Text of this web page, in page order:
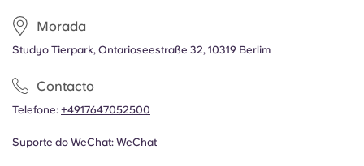
Morada
Studyo Tierpark, Ontarioseestraße 32, 10319 Berlim
Contacto
Telefone: +4917647052500
Suporte do WeChat: WeChat